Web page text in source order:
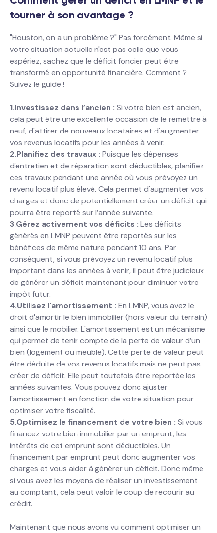
tourner à son avantage ?
"Houston, on a un problème ?" Pas forcément. Même si
votre situation actuelle n'est pas celle que vous
espériez, sachez que le déficit foncier peut être
transformé en opportunité financière. Comment ?
Suivez le guide !
1.Investissez dans l’ancien : Si votre bien est ancien,
cela peut être une excellente occasion de le remettre à
neuf, d'attirer de nouveaux locataires et d'augmenter
vos revenus locatifs pour les années à venir.
2.Planifiez des travaux : Puisque les dépenses
d'entretien et de réparation sont déductibles, planifiez
ces travaux pendant une année où vous prévoyez un
revenu locatif plus élevé. Cela permet d'augmenter vos
charges et donc de potentiellement créer un déficit qui
pourra être reporté sur l’année suivante.
3.Gérez activement vos déficits : Les déficits
générés en LMNP peuvent être reportés sur les
bénéfices de même nature pendant 10 ans. Par
conséquent, si vous prévoyez un revenu locatif plus
important dans les années à venir, il peut être judicieux
de générer un déficit maintenant pour diminuer votre
impôt futur.
4.Utilisez l'amortissement : En LMNP, vous avez le
droit d'amortir le bien immobilier (hors valeur du terrain)
ainsi que le mobilier. L'amortissement est un mécanisme
qui permet de tenir compte de la perte de valeur d’un
bien (logement ou meuble). Cette perte de valeur peut
être déduite de vos revenus locatifs mais ne peut pas
créer de déficit. Elle peut toutefois être reportée les
années suivantes. Vous pouvez donc ajuster
l'amortissement en fonction de votre situation pour
optimiser votre fiscalité.
5.Optimisez le financement de votre bien : Si vous
financez votre bien immobilier par un emprunt, les
intérêts de cet emprunt sont déductibles. Un
financement par emprunt peut donc augmenter vos
charges et vous aider à générer un déficit. Donc même
si vous avez les moyens de réaliser un investissement
au comptant, cela peut valoir le coup de recourir au
crédit.
Maintenant que nous avons vu comment optimiser un